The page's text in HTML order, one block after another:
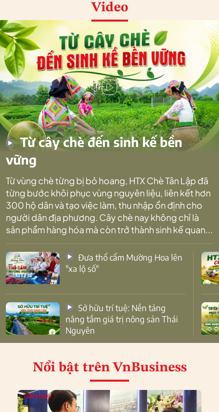
Video
Từ cây chè đến sinh kế bền
vững
Từ vùng chè từng bị bỏ hoang, HTX Chè Tân Lập đã
từng bước khôi phục vùng nguyên liệu, liên kết hơn
300 hộ dân và tạo việc làm, thu nhập ổn định cho
người dân địa phương. Cây chè nay không chỉ là
sản phẩm hàng hóa mà còn trở thành sinh kế quan...
"xa lộ số"
nâng tầm giá trị nông sản Thái
Nguyên
Nổi bật trên VnBusiness